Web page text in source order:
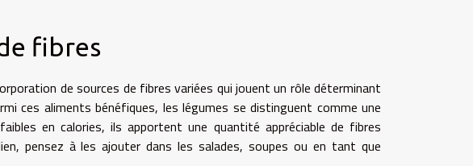
fibres
de sources de fibres variées qui jouent un rôle déterminant
ces aliments bénéfiques, les légumes se distinguent comme une
en calories, ils apportent une quantité appréciable de fibres
pensez à les ajouter dans les salades, soupes ou en tant que